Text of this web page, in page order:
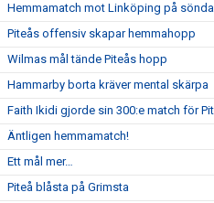
Hemmamatch mot Linköping på
Piteås offensiv skapar hemmahopp
Wilmas mål tände Piteås hopp
Hammarby borta kräver mental skärpa
Faith Ikidi gjorde sin 300:e match för
Äntligen hemmamatch!
Ett mål mer…
Piteå blåsta på Grimsta